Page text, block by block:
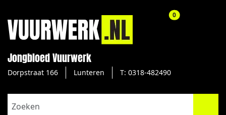
Jongbloed Vuurwerk
Dorpstraat 166 Lunteren T: 0318-482490
0aantal